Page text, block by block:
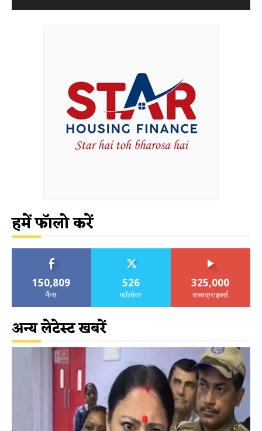
हमें फॉलो करें
150,809
फैंस
526
फॉलोवर
325,000
सब्सक्राइबर्स
अन्य लेटेस्ट खबरें